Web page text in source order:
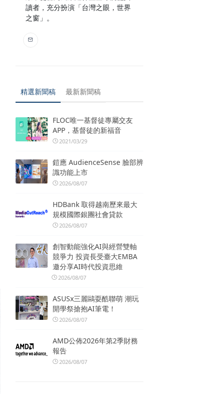
讀者，充分扮演「台灣之眼，世界
之窗」。
精選新聞稿 最新新聞稿
FLOC唯一基督徒專屬交友
APP，基督徒的新福音
2021/03/29
鎧應 AudienceSense 臉部辨
識功能上市
2026/08/07
HDBank 取得越南歷來最大
規模國際銀團社會貸款
2026/08/07
創智動能強化AI與經營雙軸
競爭力 投資長受臺大EMBA
邀分享AI時代投資思維
2026/08/07
ASUSx三麗鷗耍酷聯萌 潮玩
開學祭搶抱AI筆電！
2026/08/07
AMD公佈2026年第2季財務
報告
2026/08/07